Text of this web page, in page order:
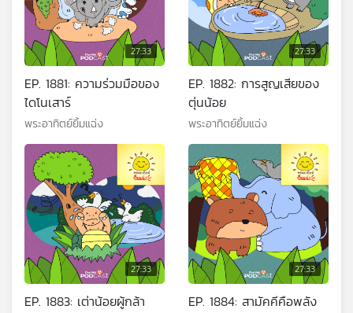
27:33
EP. 1881: ความร่วมมือของ
ไดโนเสาร์
พระอาทิตย์ยิ้มแฉ่ง
27:33
EP. 1882: การสูญเสียของ
ตุ่นน้อย
พระอาทิตย์ยิ้มแฉ่ง
27:33
EP. 1883: เต่าน้อยผู้กล้า
27:33
EP. 1884: สามัคคีคือพลัง